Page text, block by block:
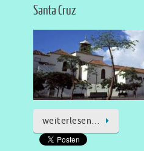
Santa Cruz
weiterlesen…